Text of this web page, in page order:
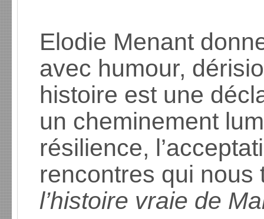
Elodie Menant
avec humour,
histoire est une
un cheminement
résilience,
rencontres qui
l’histoire vraie de